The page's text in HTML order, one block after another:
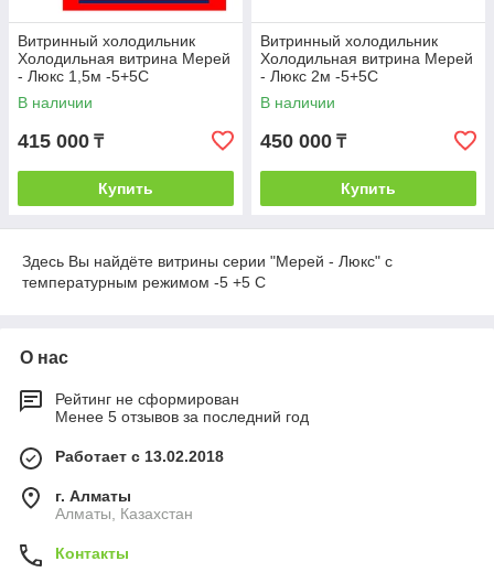
Витринный холодильник
Холодильная витрина Мерей
- Люкс 1,5м -5+5С
В наличии
415 000 ₸
Купить
Витринный холодильник
Холодильная витрина Мерей
- Люкс 2м -5+5С
В наличии
450 000 ₸
Купить
Здесь Вы найдёте витрины серии "Мерей - Люкс" с
температурным режимом -5 +5 С
О нас
Рейтинг не сформирован
Менее 5 отзывов за последний год
Работает с 13.02.2018
г. Алматы
Алматы, Казахстан
Контакты